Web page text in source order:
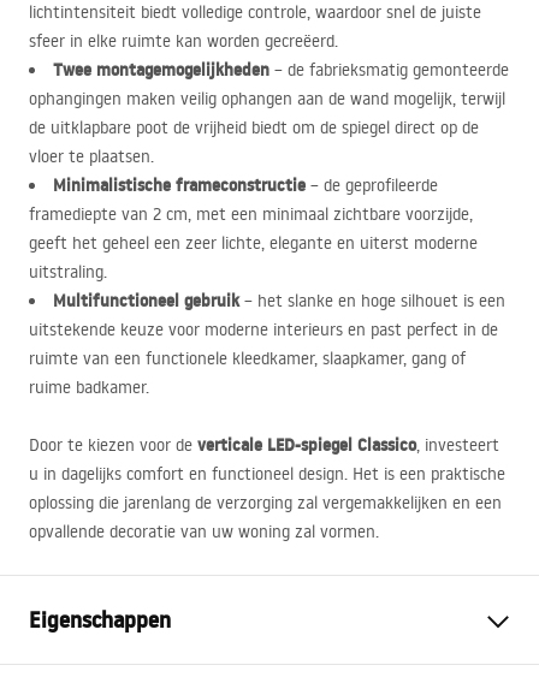
lichtintensiteit biedt volledige controle, waardoor snel de juiste
sfeer in elke ruimte kan worden gecreëerd.
Twee montagemogelijkheden – de fabrieksmatig gemonteerde
ophangingen maken veilig ophangen aan de wand mogelijk, terwijl
de uitklapbare poot de vrijheid biedt om de spiegel direct op de
vloer te plaatsen.
Minimalistische frameconstructie – de geprofileerde
framediepte van 2 cm, met een minimaal zichtbare voorzijde,
geeft het geheel een zeer lichte, elegante en uiterst moderne
uitstraling.
Multifunctioneel gebruik– het slanke en hoge silhouet is een
uitstekende keuze voor moderne interieurs en past perfect in de
ruimte van een functionele kleedkamer, slaapkamer, gang of
ruime badkamer.
Door te kiezen voor de verticale LED-spiegel Classico, investeert
u in dagelijks comfort en functioneel design. Het is een praktische
oplossing die jarenlang de verzorging zal vergemakkelijken en een
opvallende decoratie van uw woning zal vormen.
Eigenschappen